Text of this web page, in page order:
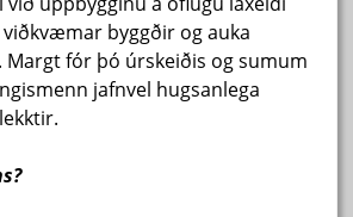
byggðir og auka
fór þó úrskeiðis og sumum
jafnvel hugsanlega